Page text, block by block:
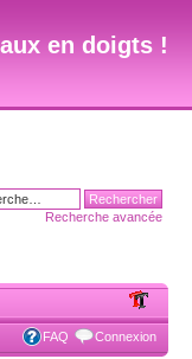
en doigts !
Recherche avancée
FAQ Connexion